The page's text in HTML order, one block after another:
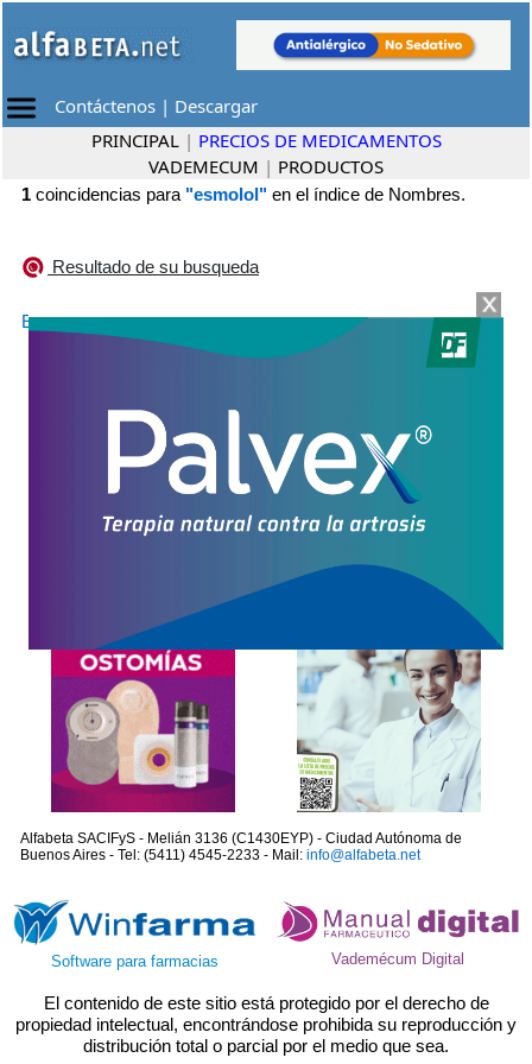
Contáctenos | Descargar
PRINCIPAL | PRECIOS DE MEDICAMENTOS
VADEMECUM | PRODUCTOS
1 coincidencias para "esmolol" en el índice de Nombres.
Resultado de su busqueda
ESMOLOL RICHET•Richet
Alfabeta SACIFyS - Melián 3136 (C1430EYP) - Ciudad Autónoma de
Buenos Aires - Tel: (5411) 4545-2233 - Mail: info@alfabeta.net
Software para farmacias Vademécum Digital
El contenido de este sitio está protegido por el derecho de
propiedad intelectual, encontrándose prohibida su reproducción y
distribución total o parcial por el medio que sea.